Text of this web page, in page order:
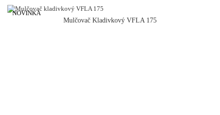
Mulčovač Kladivkový VFLA 175
NOVINKA